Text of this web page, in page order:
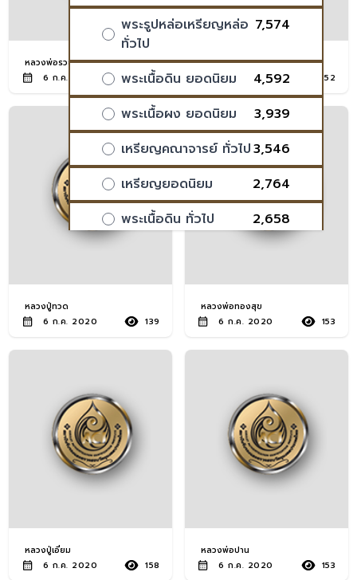
พระรูปหล่อเหรียญหล่อ
ทั่วไป
7,574
พระเนื้อดิน ยอดนิยม
4,592
พระเนื้อผง ยอดนิยม
3,939
เหรียญคณาจารย์ ทั่วไป3,546
เหรียญยอดนิยม
2,764
พระเนื้อดิน ทั่วไป
2,658
พระปิดตา ยอดนิยม
1,967
พระกริ่งพระชัยวัฒน์
1,275
ยอดนิยม
พระเนื้อชิน ทั่วไป
1,163
พระเนื้อชิน ยอดนิยม
789
นิยม
หลวงพ่อรวย
6 ก.ค. 2020
149
หลวงปู่โต๊ะ
6 ก.ค. 2020
152
หลวงปู่ทวด
6 ก.ค. 2020
139
หลวงพ่อทองสุข
6 ก.ค. 2020
153
หลวงปู่เอี่ยม
6 ก.ค. 2020
158
หลวงพ่อปาน
6 ก.ค. 2020
153